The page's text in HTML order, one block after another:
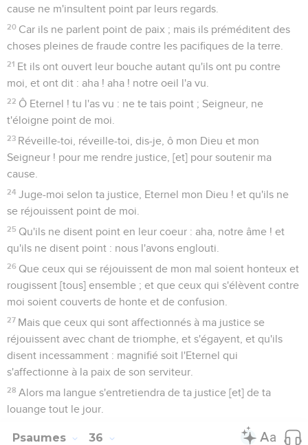
cause ne m'insultent point par leurs regards.
20 Car ils ne parlent point de paix ; mais ils préméditent des
choses pleines de fraude contre les pacifiques de la terre.
21 Et ils ont ouvert leur bouche autant qu'ils ont pu contre
moi, et ont dit : aha ! aha ! notre oeil l'a vu.
22 Ô Eternel ! tu l'as vu : ne te tais point ; Seigneur, ne
t'éloigne point de moi.
23 Réveille-toi, réveille-toi, dis-je, ô mon Dieu et mon
Seigneur ! pour me rendre justice, [et] pour soutenir ma
cause.
24 Juge-moi selon ta justice, Eternel mon Dieu ! et qu'ils ne
se réjouissent point de moi.
25 Qu'ils ne disent point en leur coeur : aha, notre âme ! et
qu'ils ne disent point : nous l'avons englouti.
26 Que ceux qui se réjouissent de mon mal soient honteux et
rougissent [tous] ensemble ; et que ceux qui s'élèvent contre
moi soient couverts de honte et de confusion.
27 Mais que ceux qui sont affectionnés à ma justice se
réjouissent avec chant de triomphe, et s'égayent, et qu'ils
disent incessamment : magnifié soit l'Eternel qui
s'affectionne à la paix de son serviteur.
28 Alors ma langue s'entretiendra de ta justice [et] de ta
louange tout le jour.
Psaumes 36